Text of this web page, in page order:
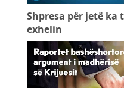
Shpresa për jetë ka
exhelin